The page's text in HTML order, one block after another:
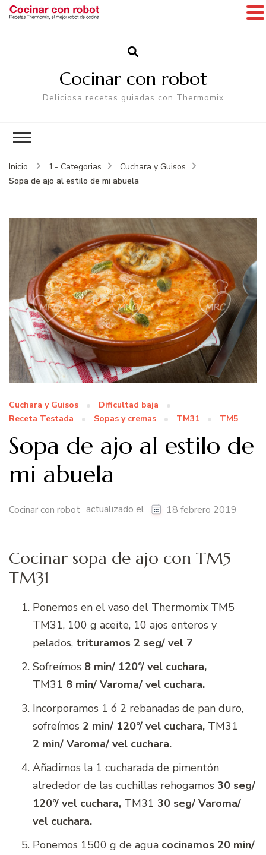
Cocinar con robot
Deliciosa recetas guiadas con Thermomix
Inicio 1.- Categorias
Cuchara y Guisos
Sopa de ajo al estilo de mi abuela
Cuchara y Guisos
Dificultad baja
Receta Testada
Sopas y cremas TM31 TM5
Sopa de ajo al estilo de
mi abuela
Cocinar con robot actualizado el 18 febrero 2019
Cocinar sopa de ajo con TM5
TM31
Ponemos en el vaso del Thermomix TM5
TM31, 100 g aceite, 10 ajos enteros y
pelados, trituramos 2 seg/ vel 7
Sofreímos 8 min/ 120º/ vel cuchara,
TM31 8 min/ Varoma/ vel cuchara.
Incorporamos 1 ó 2 rebanadas de pan duro,
sofreímos 2 min/ 120º/ vel cuchara, TM31
2 min/ Varoma/ vel cuchara.
Añadimos la 1 cucharada de pimentón
alrededor de las cuchillas rehogamos 30 seg/
120º/ vel cuchara, TM31 30 seg/ Varoma/
vel cuchara.
Ponemos 1500 g de agua cocinamos 20 min/